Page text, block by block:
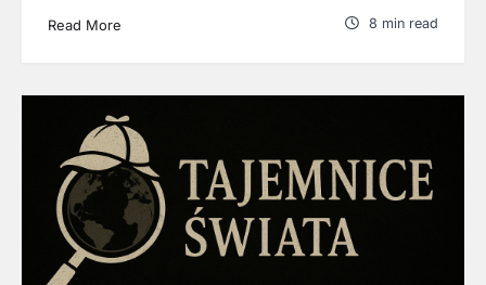
Read More 8 min read